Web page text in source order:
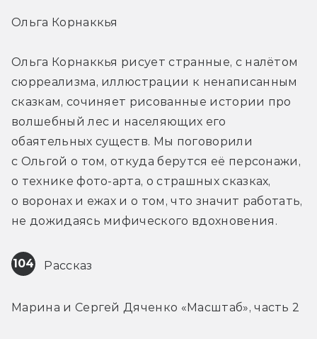
Ольга Корнаккья
Ольга Корнаккья рисует странные, с налётом
сюрреализма, иллюстрации к ненаписанным
сказкам, сочиняет рисованные истории про
волшебный лес и населяющих его
обаятельных существ. Мы поговорили
с Ольгой о том, откуда берутся её персонажи,
о технике фото-арта, о страшных сказках,
о воронах и ежах и о том, что значит работать,
не дожидаясь мифического вдохновения.
104 Рассказ
Марина и Сергей Дяченко «Масштаб», часть 2